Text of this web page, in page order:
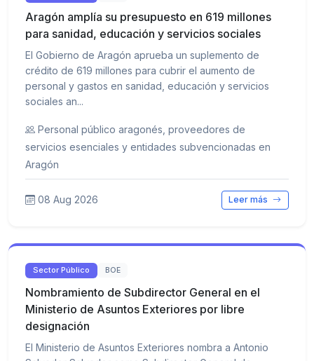
Aragón amplía su presupuesto en 619 millones
para sanidad, educación y servicios sociales
El Gobierno de Aragón aprueba un suplemento de
crédito de 619 millones para cubrir el aumento de
personal y gastos en sanidad, educación y servicios
sociales an...
Personal público aragonés, proveedores de
servicios esenciales y entidades subvencionadas en
Aragón
08 Aug 2026 Leer más
Sector Público BOE
Nombramiento de Subdirector General en el
Ministerio de Asuntos Exteriores por libre
designación
El Ministerio de Asuntos Exteriores nombra a Antonio